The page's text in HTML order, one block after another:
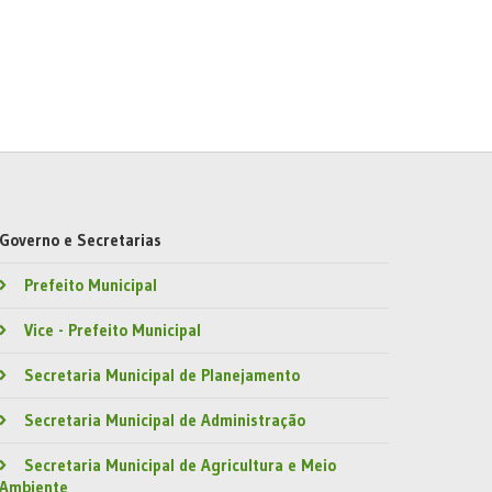
Governo e Secretarias
Prefeito Municipal
Vice - Prefeito Municipal
Secretaria Municipal de Planejamento
Secretaria Municipal de Administração
Secretaria Municipal de Agricultura e Meio
Ambiente